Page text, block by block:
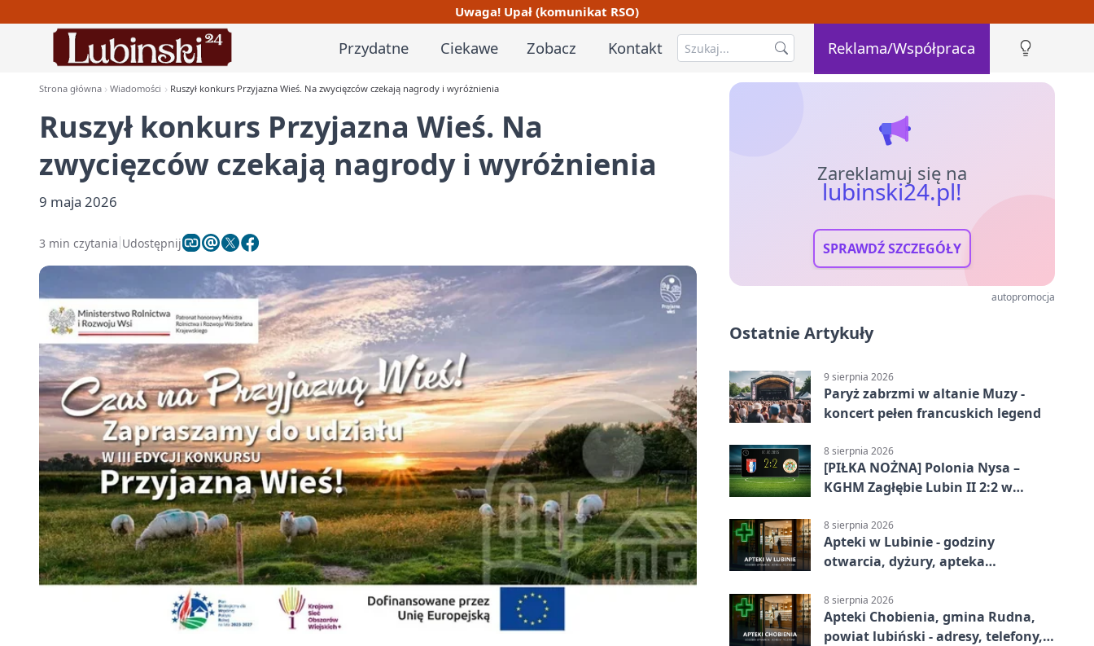
Uwaga! Upał (komunikat RSO)
Przydatne Ciekawe Zobacz Kontakt Reklama/Współpraca
Strona główna Wiadomości Ruszył konkurs Przyjazna Wieś. Na zwycięzców czekają nagrody i wyróżnienia
Ruszył konkurs Przyjazna Wieś. Na
zwycięzców czekają nagrody i wyróżnienia
9 maja 2026
3 min czytania Udostępnij
Zareklamuj się na
lubinski24.pl!
SPRAWDŹ SZCZEGÓŁY
autopromocja
Ostatnie Artykuły
9 sierpnia 2026
Paryż zabrzmi w altanie Muzy -
koncert pełen francuskich legend
8 sierpnia 2026
[PIŁKA NOŻNA] Polonia Nysa –
KGHM Zagłębie Lubin II 2:2 w
8 sierpnia 2026
Apteki w Lubinie - godziny
otwarcia, dyżury, apteka
8 sierpnia 2026
Apteki Chobienia, gmina Rudna,
powiat lubiński - adresy, telefony,